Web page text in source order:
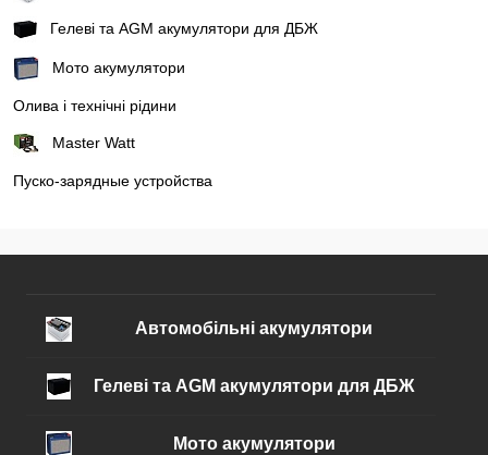
Гелеві та AGM акумулятори для ДБЖ
Мото акумулятори
Олива і технічні рідини
Master Watt
Пуско-зарядные устройства
Автомобільні акумулятори
Гелеві та AGM акумулятори для ДБЖ
Мото акумулятори